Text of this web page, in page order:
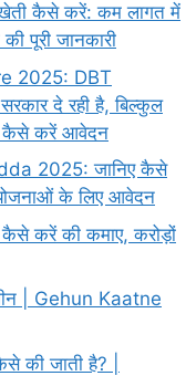
खेती कैसे करें: कम लागत में
की पूरी जानकारी
2025: DBT
दे रही है, बिल्कुल
कैसे करें आवेदन
2025: जानिए कैसे
के लिए आवेदन
कैसे करें की कमाए, करोड़ों
| Gehun Kaatne
की जाती है? |